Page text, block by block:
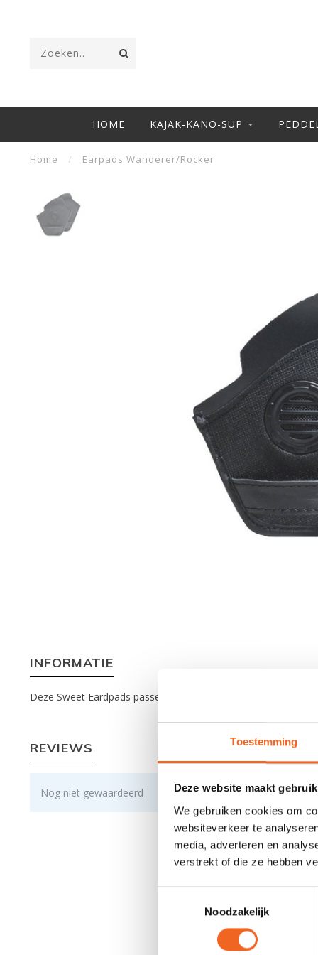
Toestemming
Deze website maakt
We gebruiken cookies om
websiteverkeer te
media, adverteren en
verstrekt of die ze hebben
Noodzakelijk
HOME KAJAK-KANO-SUP
Home / Earpads Wanderer/Rocker
INFORMATIE
Deze Sweet Eardpads passen op de nieuwe Wanderer/
REVIEWS
Nog niet gewaardeerd